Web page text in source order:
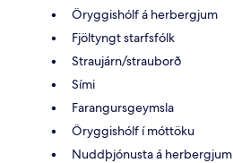
Öryggishólf á herbergjum
Fjöltyngt starfsfólk
Straujárn/strauborð
Sími
Farangursgeymsla
Öryggishólf í móttöku
Nuddþjónusta á herbergjum